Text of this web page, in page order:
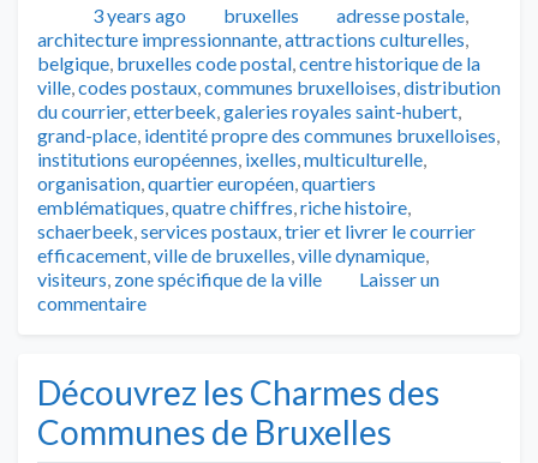
Publié3 years ago Catégories
bruxelles Tags
adresse postale,
architecture impressionnante,attractions culturelles,
belgique, bruxelles code postal,centre historique de la
ville,codes postaux,communes bruxelloises,distribution
du courrier,etterbeek,galeries royales saint-hubert,
grand-place, identité propre des communes bruxelloises,
institutions européennes, ixelles,multiculturelle,
organisation,quartier européen,quartiers
emblématiques,quatre chiffres,riche histoire,
schaerbeek,services postaux,trier et livrer le courrier
efficacement,ville de bruxelles,ville dynamique,
visiteurs, zone spécifique de la ville
Laisser un
commentaire
Découvrez les Charmes des
Communes de Bruxelles